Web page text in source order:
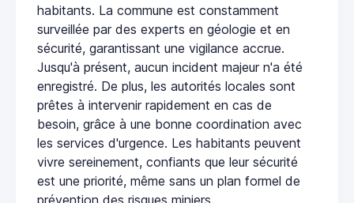
habitants. La commune est constamment
surveillée par des experts en géologie et en
sécurité, garantissant une vigilance accrue.
Jusqu'à présent, aucun incident majeur n'a été
enregistré. De plus, les autorités locales sont
prêtes à intervenir rapidement en cas de
besoin, grâce à une bonne coordination avec
les services d'urgence. Les habitants peuvent
vivre sereinement, confiants que leur sécurité
est une priorité, même sans un plan formel de
prévention des risques miniers.